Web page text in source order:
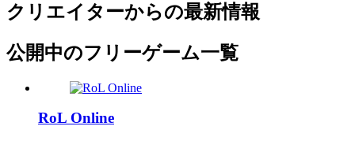
クリエイターからの最新情報
公開中のフリーゲーム一覧
RoL Online